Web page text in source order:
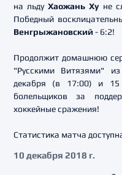
на льдуХаожань Хуне
Победный
Венгрыжановский- 6:2!
Продолжит домашнюю
"Русскими Витязями"
декабря (в 17:00) и 15
болельщиков за
хоккейные сражения!
Статистика матча
10 декабря 2018 г.